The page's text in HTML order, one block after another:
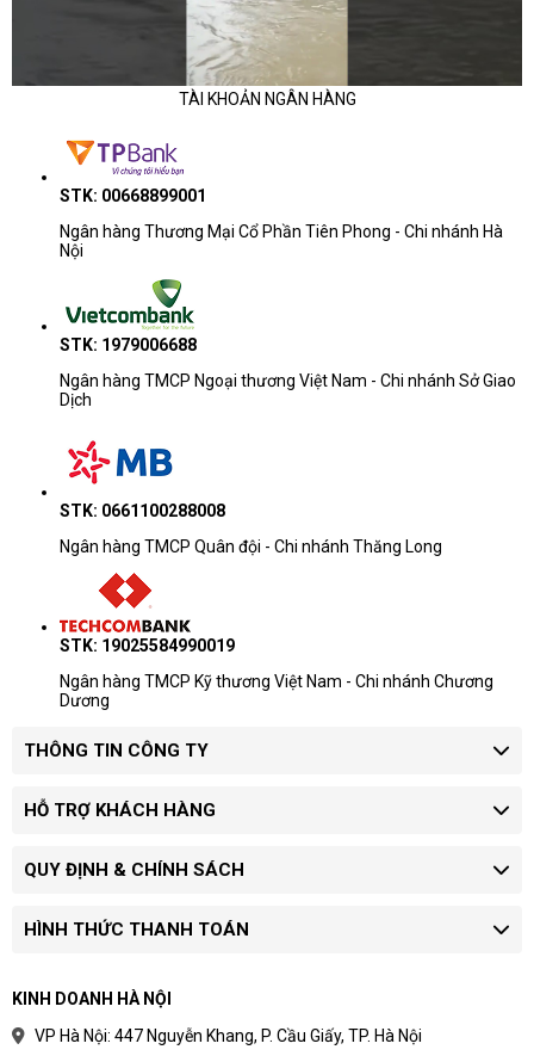
TÀI KHOẢN NGÂN HÀNG
STK: 00668899001
Ngân hàng Thương Mại Cổ Phần Tiên Phong - Chi nhánh Hà
Nội
STK: 1979006688
Ngân hàng TMCP Ngoại thương Việt Nam - Chi nhánh Sở Giao
Dịch
STK: 0661100288008
Ngân hàng TMCP Quân đội - Chi nhánh Thăng Long
STK: 19025584990019
Ngân hàng TMCP Kỹ thương Việt Nam - Chi nhánh Chương
Dương
THÔNG TIN CÔNG TY
HỖ TRỢ KHÁCH HÀNG
QUY ĐỊNH & CHÍNH SÁCH
HÌNH THỨC THANH TOÁN
KINH DOANH HÀ NỘI
VP Hà Nội: 447 Nguyễn Khang, P. Cầu Giấy, TP. Hà Nội